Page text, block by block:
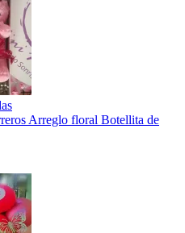
Arreglo floral Botellita de